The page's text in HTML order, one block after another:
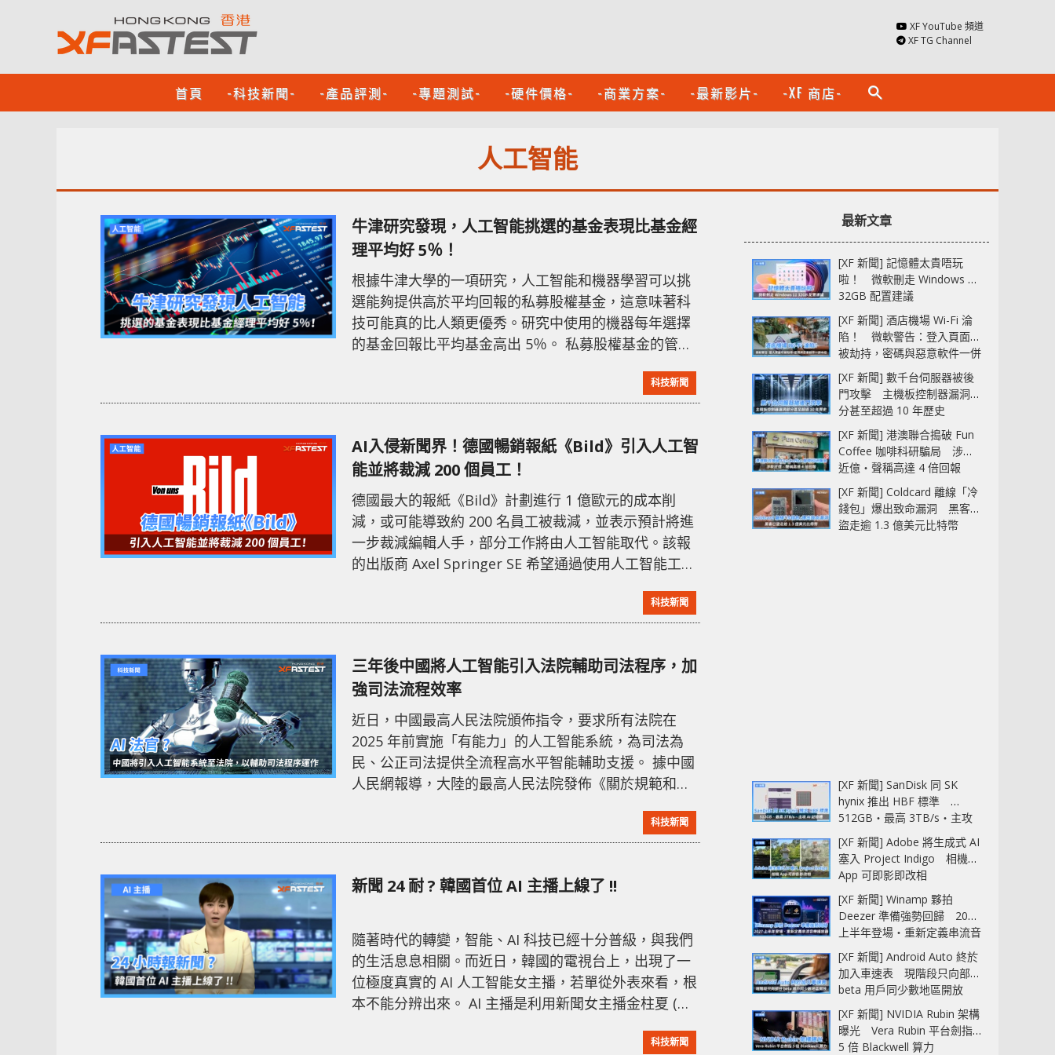
XF YouTube 頻道
XF TG Channel
首頁 -科技新聞- -產品評測- -專題測試- -硬件價格- -商業方案- -最新影片- -XF 商店- search
人工智能
牛津研究發現，人工智能挑選的基金表現比基金經
理平均好 5％！
根據牛津大學的一項研究，人工智能和機器學習可以挑
選能夠提供高於平均回報的私募股權基金，這意味著科
技可能真的比人類更優秀。研究中使用的機器每年選擇
的基金回報比平均基金高出 5％。 私募股權基金的管理
資組合中日益重要的一部分。牛津大學的研究人員指
出，基金經理在籌集資金時不一定要展示他們過去的全
研究顯示，人工智能可能比人類更擅長選擇基金。人工
智能通過閱讀基金說明書和金融信息，根據這些信息作
科技新聞
AI入侵新聞界！德國暢銷報紙《Bild》引入人工智
能並將裁減 200 個員工！
德國最大的報紙《Bild》計劃進行 1 億歐元的成本削
減，或可能導致約 200 名員工被裁減，並表示預計將進
一步裁減編輯人手，部分工作將由人工智能取代。該報
的出版商 Axel Springer SE 希望通過使用人工智能工具
也反映了新聞出版業普遍關注和探索人工智能的趨勢。
然而，使用人工智能生成的內容可能存在準確性和真實
滑和多起醜聞，為了應對困境，進行了人事變動和業務
重組。德國新聞工作者協會批評
科技新聞
三年後中國將人工智能引入法院輔助司法程序，加
強司法流程效率
近日，中國最高人民法院頒佈指令，要求所有法院在
2025 年前實施「有能力」的人工智能系統，為司法為
民、公正司法提供全流程高水平智能輔助支援。 據中國
人民網報導，大陸的最高人民法院發佈《關於規範和加
法的五項基本原則，包括安全合法原則、公平公正原
則、輔助審判原則、透明可信原則、公序良俗原則。當
減輕法官事務性工作負擔、有效保障廉潔司法、提高司
科技新聞
新聞 24 耐 ? 韓國首位 AI 主播上線了 !!
隨著時代的轉變，智能、AI 科技已經十分普級，與我們
的生活息息相關。而近日，韓國的電視台上，出現了一
位極度真實的 AI 人工智能女主播，若單從外表來看，根
本不能分辨出來。 AI 主播是利用新聞女主播金柱夏 (김
新聞後，即引發網民大量討論，原因是 AI 主播與原本的
科技新聞
最新文章
[XF 新聞] 記憶體太貴唔玩
啦！ 微軟刪走 Windows 11
32GB 配置建議
[XF 新聞] 酒店機場 Wi-Fi 淪
陷！ 微軟警告：登入頁面可
被劫持，密碼與惡意軟件一併
中招
[XF 新聞] 數千台伺服器被後
門攻擊 主機板控制器漏洞部
分甚至超過 10 年歷史
[XF 新聞] 港澳聯合搗破 Fun
Coffee 咖啡科研騙局 涉款
近億‧聲稱高達 4 倍回報
[XF 新聞] Coldcard 離線「冷
錢包」爆出致命漏洞 黑客已
盜走逾 1.3 億美元比特幣
[XF 新聞] SanDisk 同 SK
hynix 推出 HBF 標準
512GB‧最高 3TB/s‧主攻
AI 記憶體
[XF 新聞] Adobe 將生成式 AI
塞入 Project Indigo 相機
App 可即影即改相
[XF 新聞] Winamp 夥拍
Deezer 準備強勢回歸 2027
上半年登場‧重新定義串流音
樂播放器
[XF 新聞] Android Auto 終於
加入車速表 現階段只向部分
beta 用戶同少數地區開放
[XF 新聞] NVIDIA Rubin 架構
曝光 Vera Rubin 平台劍指
5 倍 Blackwell 算力